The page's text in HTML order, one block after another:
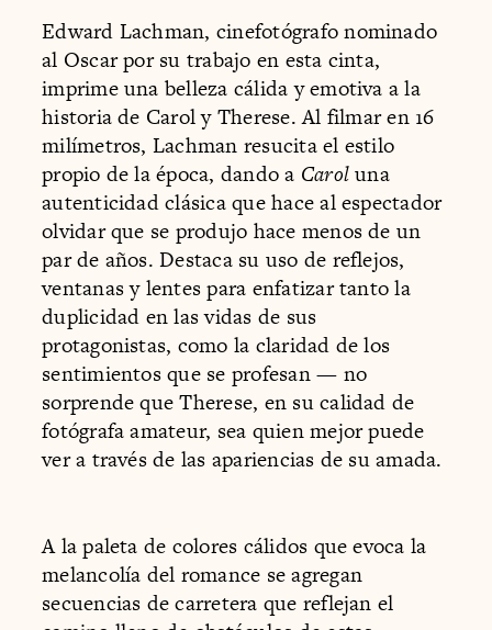
Edward Lachman, cinefotógrafo nominado
al Oscar por su trabajo en esta cinta,
imprime una belleza cálida y emotiva a la
historia de Carol y Therese. Al filmar en 16
milímetros, Lachman resucita el estilo
propio de la época, dando a Caroluna
autenticidad clásica que hace al espectador
olvidar que se produjo hace menos de un
par de años. Destaca su uso de reflejos,
ventanas y lentes para enfatizar tanto la
duplicidad en las vidas de sus
protagonistas, como la claridad de los
sentimientos que se profesan — no
sorprende que Therese, en su calidad de
fotógrafa amateur, sea quien mejor puede
ver a través de las apariencias de su amada.
A la paleta de colores cálidos que evoca la
melancolía del romance se agregan
secuencias de carretera que reflejan el